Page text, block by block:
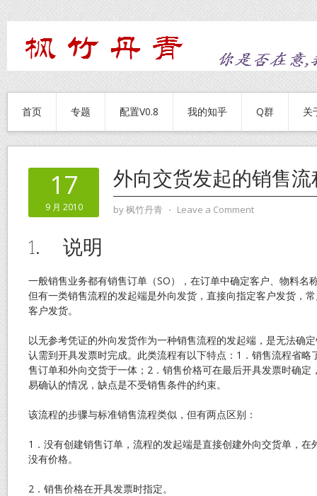
首页 专题 配置V0.8 我的知乎 Q群 关
17
9 月 2010
外向交货发起的销售流
by枫竹丹青 ⋅ Leave a Comment
1. 说明
一般销售业务都有销售订单（SO），在订单中确定客户、物料名
但有一类销售流程的发起端是外向发货，直接向指定客户发货，
客户发货。
以无参考凭证的外向发货作为一种销售流程的发起端，是无法确
认需到开具发票时完成。此类流程有以下特点：1．销售流程省略
售订单和外向交货于一体；2．销售价格可在最后开具发票时确定
易确认的情况，缺点是不受销售条件的约束。
该流程的步骤与标准销售流程类似，但有两点区别：
1．没有创建销售订单，流程的发起端是直接创建外向交货单，在
没有价格。
2．销售价格在开具发票时指定。